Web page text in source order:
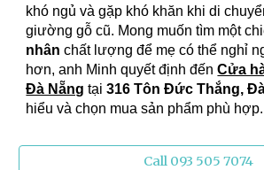
khó ngủ và gặp khó khăn khi di
giường gỗ cũ. Mong muốn tìm một
nhân chất lượng để mẹ có thể nghỉ
hơn, anh Minh quyết định đếnCửa
Đà Nẵng tại316 Tôn Đức Thắng,
hiểu và chọn mua sản phẩm phù hợp.
Call 093 505 7074